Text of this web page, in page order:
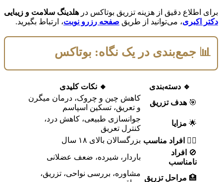
برای اطلاع دقیق از هزینه تزریق بوتاکس در هلدینگ سلامت و زیبایی
دکتر اکبری، می‌توانید از طریق صفحه رزرو نوبت، ارتباط بگیرید.
📊 جمع‌بندی در یک نگاه: بوتاکس
🔹 دسته‌بندی
🔸 نکات کلیدی
🎯 هدف تزریق
کاهش چین و چروک، درمان میگرن
و تعریق، تسکین اسپاسم
🌟 مزایا
جوانسازی طبیعی، کاهش درد،
کنترل تعریق
👩‍⚕️ افراد مناسب بزرگسالان بالای ۱۸ سال
🚫 افراد
نامناسب
باردار، شیرده، ضعف عضلانی
🏥 مراحل تزریق
مشاوره، بررسی نواحی، تزریق،